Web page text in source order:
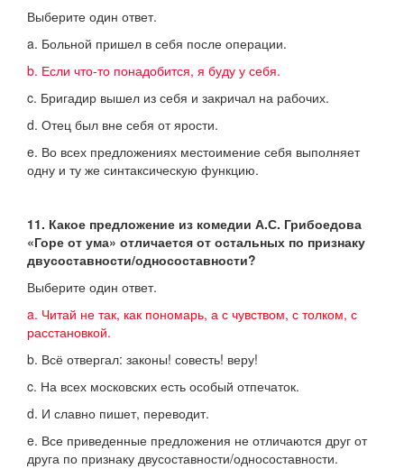
Выберите один ответ.
a. Больной пришел в себя после операции.
b. Если что-то понадобится, я буду у себя.
c. Бригадир вышел из себя и закричал на рабочих.
d. Отец был вне себя от ярости.
e. Во всех предложениях местоимение себя выполняет
одну и ту же синтаксическую функцию.
11. Какое предложение из комедии А.С. Грибоедова
«Горе от ума» отличается от остальных по признаку
двусоставности/односоставности?
Выберите один ответ.
a. Читай не так, как пономарь, а с чувством, с толком, с
расстановкой.
b. Всё отвергал: законы! совесть! веру!
c. На всех московских есть особый отпечаток.
d. И славно пишет, переводит.
e. Все приведенные предложения не отличаются друг от
друга по признаку двусоставности/односоставности.